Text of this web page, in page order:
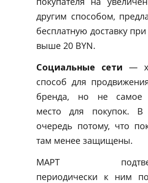
другим способом,
бесплатную доставку
выше 20 BYN.
Социальные сети —
способ для
бренда, но не самое
место для покупок. В
очередь потому, что
там менее защищены.
МАРТ
периодически к ним